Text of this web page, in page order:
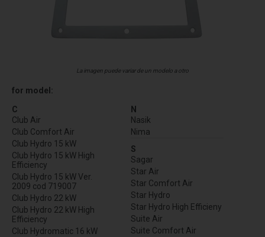
La imagen puede variar de un modelo a otro
for model:
C
Club Air
Club Comfort Air
Club Hydro 15 kW
Club Hydro 15 kW High
Efficiency
Club Hydro 15 kW Ver.
2009 cod 719007
Club Hydro 22 kW
Club Hydro 22 kW High
Efficiency
Club Hydromatic 16 kW
N
Nasik
Nima
S
Sagar
Star Air
Star Comfort Air
Star Hydro
Star Hydro High Efficieny
Suite Air
Suite Comfort Air